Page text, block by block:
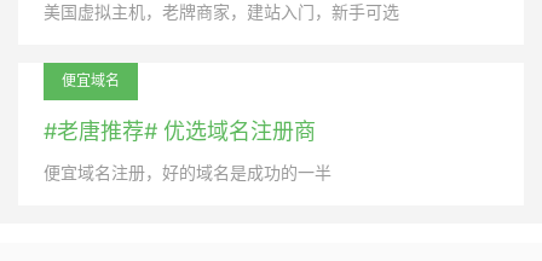
美国虚拟主机，老牌商家，建站入门，新手可选
便宜域名
#老唐推荐# 优选域名注册商
便宜域名注册，好的域名是成功的一半